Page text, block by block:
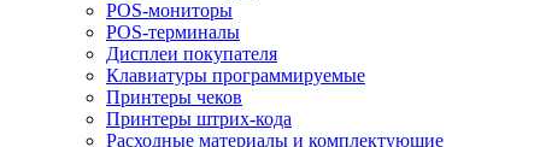
POS-мониторы
POS-терминалы
Дисплеи покупателя
Клавиатуры программируемые
Принтеры чеков
Принтеры штрих-кода
Расходные материалы и комплектующие